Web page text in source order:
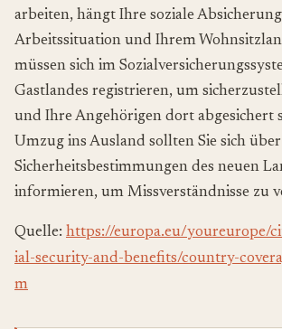
arbeiten, hängt Ihre soziale
Arbeitssituation und Ihrem
müssen sich im
Gastlandes registrieren, um
und Ihre Angehörigen dort abgesichert
Umzug ins Ausland sollten Sie sich
Sicherheitsbestimmungen des neuen
informieren, um Missverständnisse zu
Quelle: https://europa.eu/youreurope/
ial-security-and-benefits/country-
m